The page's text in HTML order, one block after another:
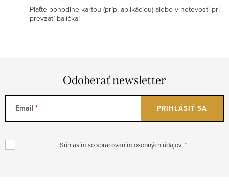
Plaťte pohodlne kartou (príp. aplikáciou) alebo v hotovosti pri
prevzatí balíčka!
Odoberať newsletter
Email
Súhlasím sospracovaním osobných údajov.
PRIHLÁSIŤ SA